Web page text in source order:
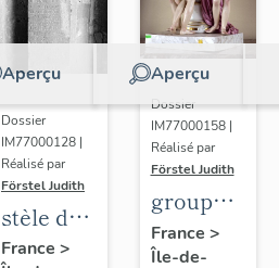
Aperçu
Dossier
IM77000128 |
Réalisé par
Förstel Judith
stèle de
Marguerite
France >
Aperçu
Dossier
IM77000158 |
Réalisé par
Förstel Judith
groupe
des
Trois
France >
Île-de-